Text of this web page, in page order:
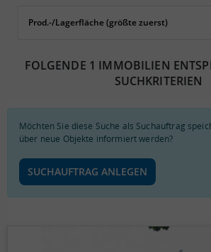
FOLGENDE 1 IMMOBILIEN
SUCHKRITERIEN
Möchten Sie diese Suche als Suchauftrag
über neue Objekte informiert werden?
SUCHAUFTRAG ANLEGEN